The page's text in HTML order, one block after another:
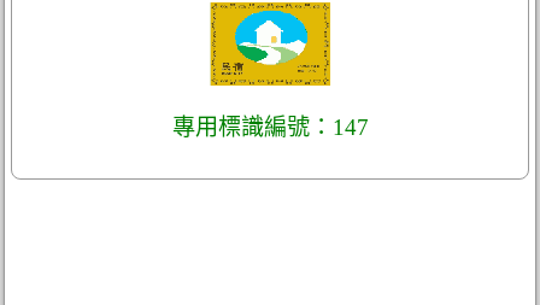
專用標識編號：147